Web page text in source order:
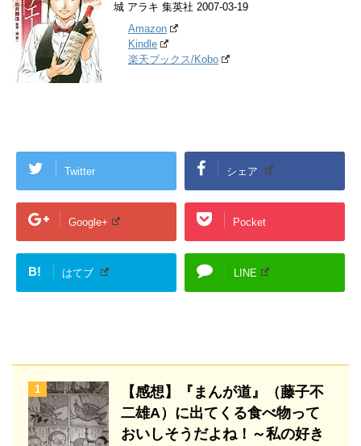
城 アラキ 集英社 2007-03-19
Amazon
Kindle
楽天ブックス/Kobo
Twitter シェア
Google+ Pocket
B! はてブ LINE
1
【感想】『まんが道』（藤子不
二雄A）に出てくる食べ物って
おいしそうだよね！～私の好き